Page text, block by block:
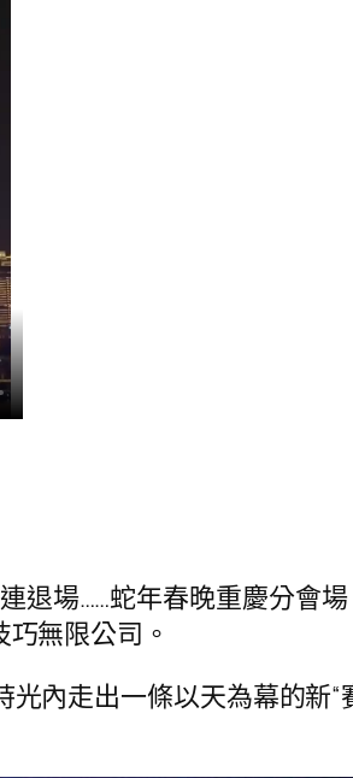
退場……蛇年春晚重慶分會
無限公司。
內走出一條以天為幕的新“